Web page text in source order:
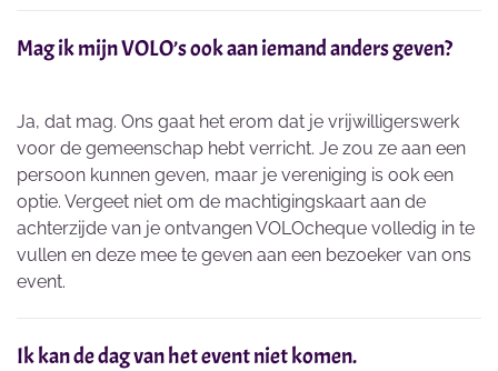
Mag ik mijn VOLO’s ook aan iemand anders geven?
Ja, dat mag. Ons gaat het erom dat je vrijwilligerswerk
voor de gemeenschap hebt verricht. Je zou ze aan een
persoon kunnen geven, maar je vereniging is ook een
optie. Vergeet niet om de machtigingskaart aan de
achterzijde van je ontvangen VOLOcheque volledig in te
vullen en deze mee te geven aan een bezoeker van ons
event.
Ik kan de dag van het event niet komen.